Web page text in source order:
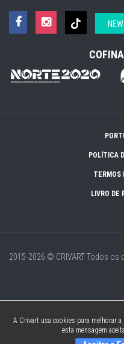
POLÍTICA
TERMOS
LIVRO DE
2015-2026 © CRIVARTTodos os
A Crivart usa cookies para melhorar
esta mensagem